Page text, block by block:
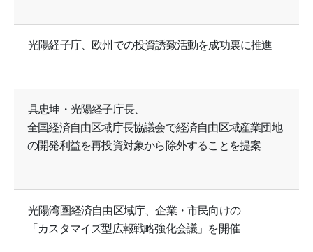
光陽経子庁、欧州での投資誘致活動を成功裏に推進
具忠坤・光陽経子庁長、
全国経済自由区域庁長協議会で経済自由区域産業団地
の開発利益を再投資対象から除外することを提案
光陽湾圏経済自由区域庁、企業・市民向けの
「カスタマイズ型広報戦略強化会議」を開催